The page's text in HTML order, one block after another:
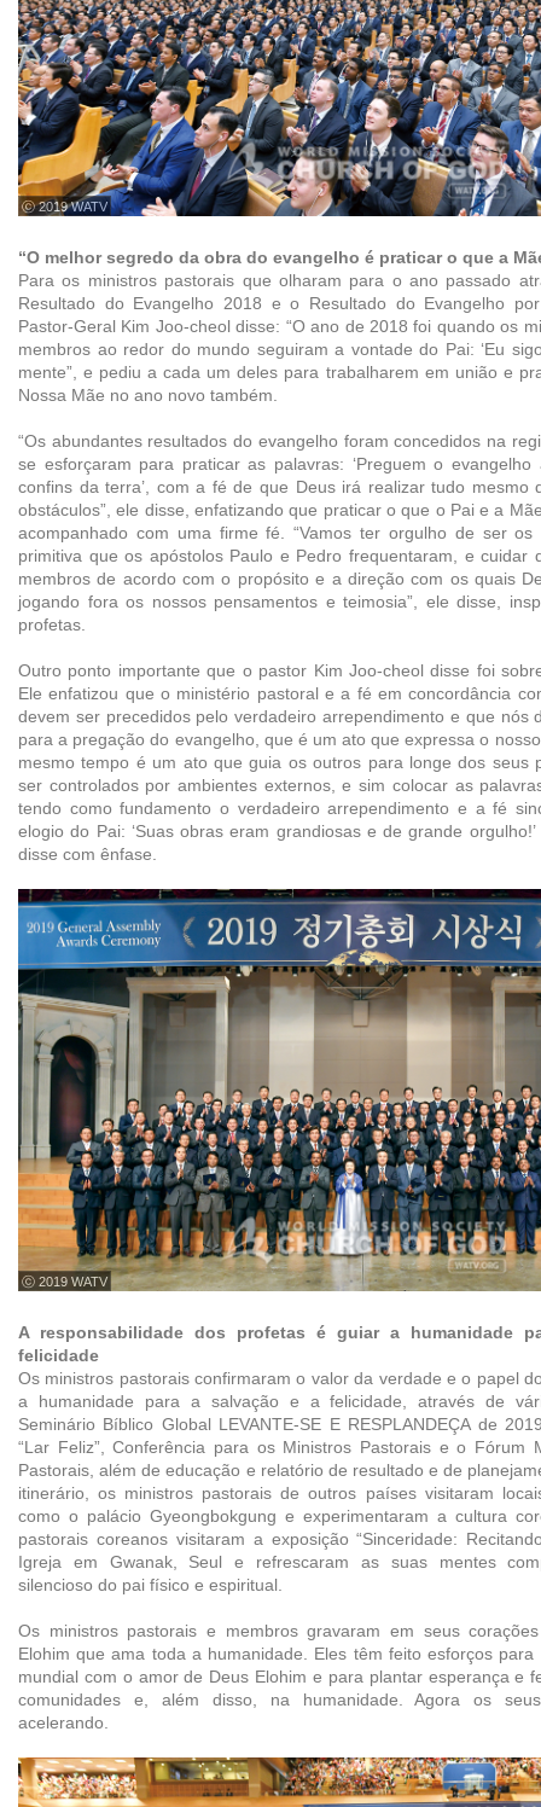
ⓒ 2019 WATV
“O melhor segredo da obra do evangelho é praticar o que a
Para os ministros pastorais que olharam para o ano passado
Resultado do Evangelho 2018 e o Resultado do Evangelho
Pastor-Geral Kim Joo-cheol disse: “O ano de 2018 foi quando os
membros ao redor do mundo seguiram a vontade do Pai: ‘Eu
mente”, e pediu a cada um deles para trabalharem em união e
Nossa Mãe no ano novo também.
“Os abundantes resultados do evangelho foram concedidos na
se esforçaram para praticar as palavras: ‘Preguem o
confins da terra’, com a fé de que Deus irá realizar tudo mesmo
obstáculos”, ele disse, enfatizando que praticar o que o Pai e a
acompanhado com uma firme fé. “Vamos ter orgulho de ser os
primitiva que os apóstolos Paulo e Pedro frequentaram, e cuidar
membros de acordo com o propósito e a direção com os quais
jogando fora os nossos pensamentos e teimosia”, ele disse,
profetas.
Outro ponto importante que o pastor Kim Joo-cheol disse foi
Ele enfatizou que o ministério pastoral e a fé em concordância
devem ser precedidos pelo verdadeiro arrependimento e que nós
para a pregação do evangelho, que é um ato que expressa o
mesmo tempo é um ato que guia os outros para longe dos seus
ser controlados por ambientes externos, e sim colocar as
tendo como fundamento o verdadeiro arrependimento e a fé
elogio do Pai: ‘Suas obras eram grandiosas e de grande
disse com ênfase.
ⓒ 2019 WATV
A responsabilidade dos profetas é guiar a humanidade
felicidade
Os ministros pastorais confirmaram o valor da verdade e o papel
a humanidade para a salvação e a felicidade, através de
Seminário Bíblico Global LEVANTE-SE E RESPLANDEÇA de
“Lar Feliz”, Conferência para os Ministros Pastorais e o Fórum
Pastorais, além de educação e relatório de resultado e de
itinerário, os ministros pastorais de outros países visitaram
como o palácio Gyeongbokgung e experimentaram a cultura
pastorais coreanos visitaram a exposição “Sinceridade:
Igreja em Gwanak, Seul e refrescaram as suas mentes
silencioso do pai físico e espiritual.
Os ministros pastorais e membros gravaram em seus
Elohim que ama toda a humanidade. Eles têm feito esforços
mundial com o amor de Deus Elohim e para plantar esperança e
comunidades e, além disso, na humanidade. Agora os
acelerando.